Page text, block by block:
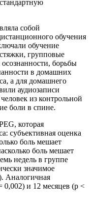
собой
обучения
обучение
групповые
борьбы
в домашних
а для домашнего
аудиозаписи
из контрольной
боли в спине.
которая
субъективная оценка
боль мешает
боль мешает
недель в группе
значимое
Аналогичная
0,002) и 12 месяцев (p <